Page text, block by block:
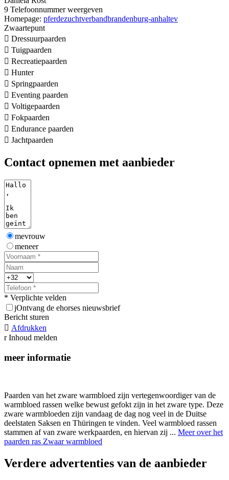
9 Telefoonnummer weergeven
Homepage: pferdezuchtverbandbrandenburg-anhaltev
Zwaartepunt
 Dressuurpaarden
 Tuigpaarden
 Recreatiepaarden
 Hunter
 Springpaarden
 Eventing paarden
 Voltigepaarden
 Fokpaarden
 Endurance paarden
 Jachtpaarden
Contact opnemen met aanbieder
mevrouw
meneer
* Verplichte velden
jOntvang de ehorses nieuwsbrief
Bericht sturen
 Afdrukken
r Inhoud melden
meer informatie
Paarden van het zware warmbloed zijn vertegenwoordiger van de
warmbloed rassen welke bewust gefokt zijn in het zware type. Deze
zware warmbloeden zijn vandaag de dag nog veel in de Duitse
deelstaten Saksen en Thüringen te vinden. Veel warmbloed rassen
stammen af van zware werkpaarden, en hiervan zij ... Meer over het
paarden ras Zwaar warmbloed
Verdere advertenties van de aanbieder